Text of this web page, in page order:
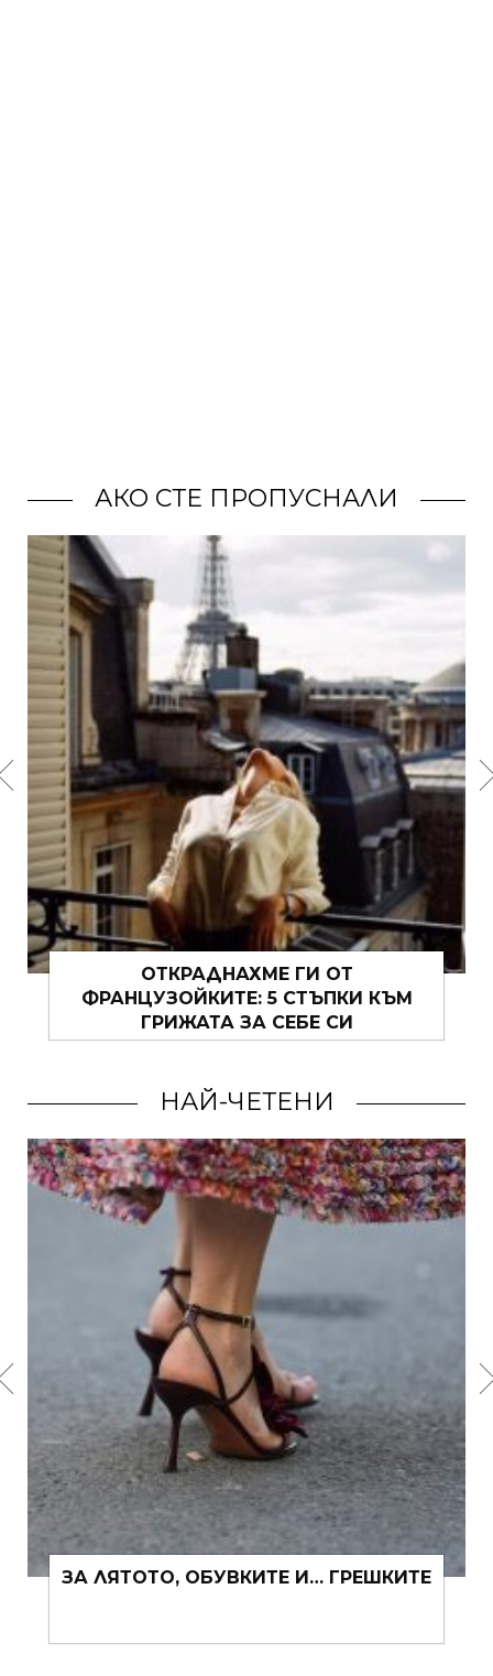
АКО СТЕ ПРОПУСНАЛИ
ОТКРАДНАХМЕ ГИ ОТ
ФРАНЦУЗОЙКИТЕ: 5 СТЪПКИ КЪМ
ГРИЖАТА ЗА СЕБЕ СИ
НАЙ-ЧЕТЕНИ
ЗА ЛЯТОТО, ОБУВКИТЕ И… ГРЕШКИТЕ